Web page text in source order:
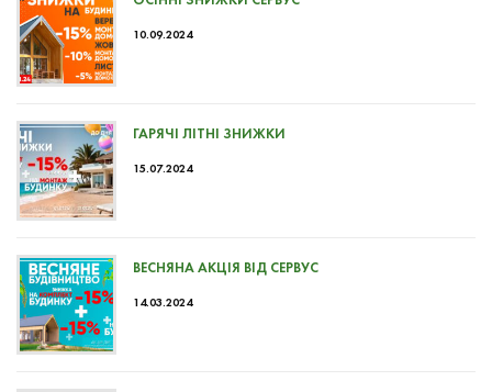
10.09.2024
ГАРЯЧІ ЛІТНІ ЗНИЖКИ
15.07.2024
ВЕСНЯНА АКЦІЯ ВІД СЕРВУС
14.03.2024